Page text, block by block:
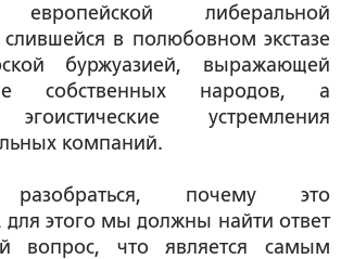
европейской либеральной
в полюбовном экстазе
буржуазией, выражающей
собственных народов, а
устремления
компаний.
разобраться, почему это
этого мы должны найти ответ
вопрос, что является самым